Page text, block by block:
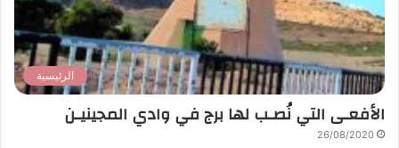
الرئيسية
الأفعـى التي نُصـب لها برج في وادي المجينيـن
26/08/2020